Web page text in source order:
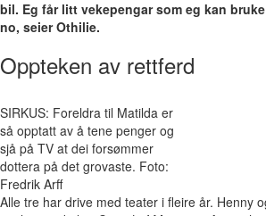
bil. Eg får litt vekepengar som eg kan
no, seier Othilie.
Oppteken av rettferd
SIRKUS: Foreldra til Matilda er
så opptatt av å tene penger og
sjå på TV at dei forsømmer
dottera på det grovaste. Foto:
Fredrik Arff
Alle tre har drive med teater i fleire år. Henny